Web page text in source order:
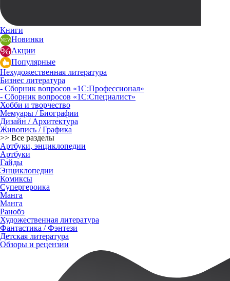
Книги
Новинки
Акции
Популярные
Нехудожественная литература
Бизнес литература
- Сборник вопросов «1С:Профессионал»
- Сборник вопросов «1С:Специалист»
Хобби и творчество
Мемуары / Биографии
Дизайн / Архитектура
Живопись / Графика
>> Все разделы
Артбуки, энциклопедии
Артбуки
Гайды
Энциклопедии
Комиксы
Супергероика
Манга
Манга
Ранобэ
Художественная литература
Фантастика / Фэнтези
Детская литература
Обзоры и рецензии